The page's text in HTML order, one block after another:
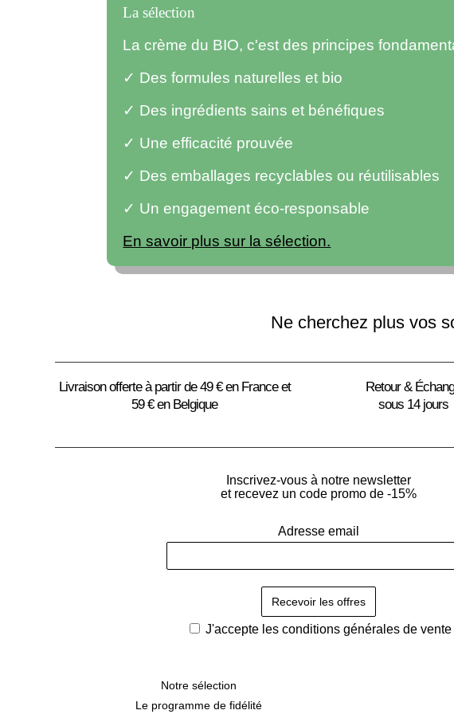
La sélection
La crème du BIO, c'est des principes
✓ Des formules naturelles et bio
✓ Des ingrédients sains et bénéfiques
✓ Une efficacité prouvée
✓ Des emballages recyclables ou réutilisables
✓ Un engagement éco-responsable
En savoir plus sur la sélection.
Ne cherchez plus vos
Livraison offerte à partir de 49 € en France et
59 € en Belgique
Retour &
sous 14 jours
Inscrivez-vous à notre newsletter
et recevez un code promo de -15%
Adresse email
J'accepte les conditions générales de vente
Notre sélection
Le programme de fidélité